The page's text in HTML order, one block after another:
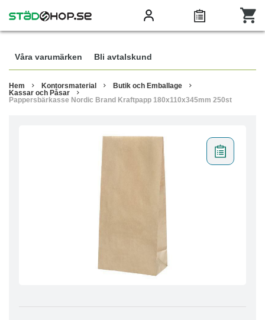
Våra varumärken Bli avtalskund
Hem Kontorsmaterial
Butik och Emballage
Kassar och Påsar
Pappersbärkasse Nordic Brand Kraftpapp 180x110x345mm 250st